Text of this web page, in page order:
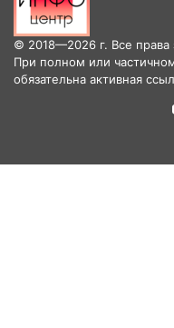
© 2018—2026 г. Все
При полном или
обязательна активная